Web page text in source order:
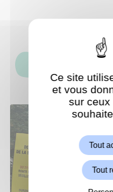
CES
AUSSI
ShareThis
Ce site
et vous
sur ceux
Tout
Tout